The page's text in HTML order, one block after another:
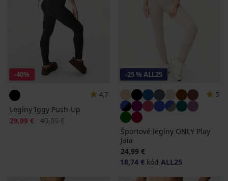
-40%
4,7
Legíny Iggy Push-Up
Zľava
29,99 € Pôvodná cena
49,99 €
-25 % ALL25
5
Športové legíny ONLY Play
Jaia
24,99 €
18,74 € kód ALL25